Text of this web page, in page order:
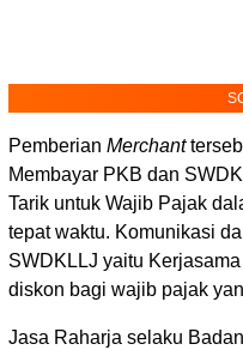
Pemberian Merchant
Membayar PKB dan
Tarik untuk Wajib Pajak
tepat waktu. Komunikasi
SWDKLLJ yaitu
diskon bagi wajib pajak
Jasa Raharja selaku